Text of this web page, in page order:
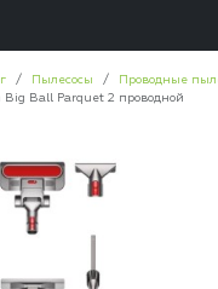
Пылесосы
Проводные
Big Ball Parquet 2 проводной